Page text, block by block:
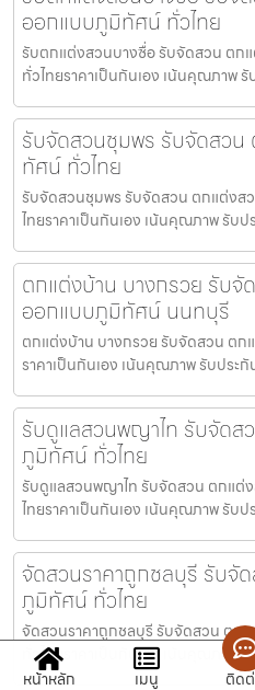
ออกแบบภูมิทัศน์ ทั่วไทย
รับตกแต่งสวนบางซื่อ รับจัดสวน ต
ทั่วไทยราคาเป็นกันเอง เน้นคุณภาพ
รับจัดสวนชุมพร รับจัดสว
ทัศน์ ทั่วไทย
รับจัดสวนชุมพร รับจัดสวน ตกแต่ง
ไทยราคาเป็นกันเอง เน้นคุณภาพ รับ
ตกแต่งบ้าน บางกรวย รับ
ออกแบบภูมิทัศน์ นนทบุรี
ตกแต่งบ้าน บางกรวย รับจัดสวน ต
ราคาเป็นกันเอง เน้นคุณภาพ รับประ
รับดูแลสวนพญาไท รับจัดส
ภูมิทัศน์ ทั่วไทย
รับดูแลสวนพญาไท รับจัดสวน ตกแ
ไทยราคาเป็นกันเอง เน้นคุณภาพ รับ
จัดสวนราคาถูกชลบุรี รับจั
ภูมิทัศน์ ทั่วไทย
จัดสวนราคาถูกชลบุรี รับจัดสวน ต
ทั่วไทยราคาเป็นกันเอง เน้นคุณภาพ
หน้าหลัก
เมนู ติด